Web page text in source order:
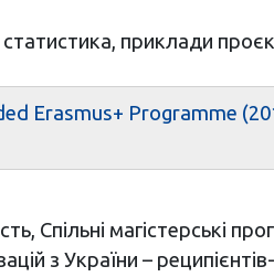
приклади
Erasmus+ Programme
магістерські
з України –